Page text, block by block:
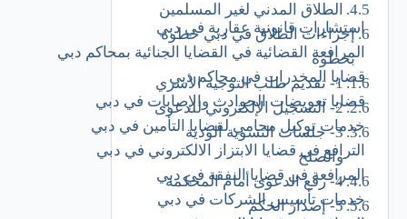
استشارات قانونية عقارية في دبي
المرافعة القضائية في القضايا الجنائية بمحاكم دبي
قضايا المخدرات في محاكم دبي
قضايا تعويضات الحوادث والإصابات في دبي
خدمات توكيل محامي لقضايا التأمين في دبي
الترافع في قضايا الابتزاز الالكتروني في دبي
المرافعة في قضايا النفقة في دبي
خدمات تأسيس الشركات​ في دبي
الطلاق المدني لغير المسلمين
إجراءات الطلاق في دبي خطوة
بخطوة
1- تقديم طلب التوجيه الأسري
2- التسجيل الإلكتروني للدعوى
3- جلسات التسوية الودية
والصلح
4- رفع الدعوى أمام المحكمة
5- إصدار الحكم